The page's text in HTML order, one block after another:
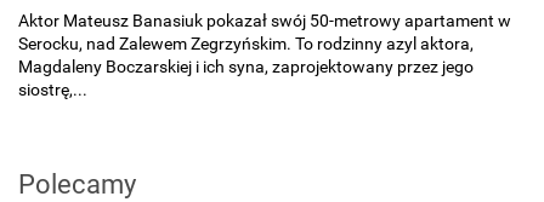
Aktor Mateusz Banasiuk pokazał swój 50-metrowy apartament w
Serocku, nad Zalewem Zegrzyńskim. To rodzinny azyl aktora,
Magdaleny Boczarskiej i ich syna, zaprojektowany przez jego
siostrę,...
Polecamy